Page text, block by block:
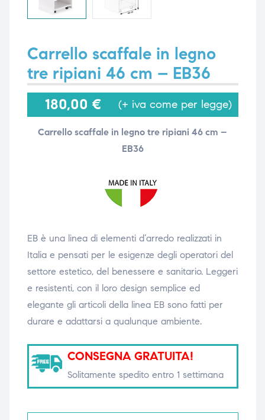
Carrello scaffale in legno
tre ripiani 46 cm – EB36
180,00 € (+ iva come per legge)
Carrello scaffale in legno tre ripiani 46 cm –
EB36
EB è una linea di elementi d’arredo realizzati in
Italia e pensati per le esigenze degli operatori del
settore estetico, del benessere e sanitario. Leggeri
e resistenti, con il loro design semplice ed
elegante gli articoli della linea EB sono fatti per
durare e adattarsi a qualunque ambiente.
CONSEGNA GRATUITA!
Solitamente spedito entro 1 settimana